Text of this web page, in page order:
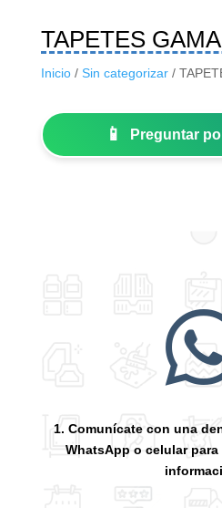
TAPETES
Inicio/ Sin categorizar/
📱 Preguntar
1. Comunícate con una
WhatsApp o celular